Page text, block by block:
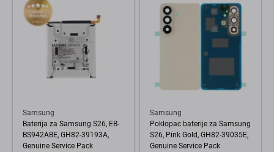
Samsung
Baterija za Samsung S26, EB-
BS942ABE, GH82-39193A,
Genuine Service Pack
Samsung
Poklopac baterije za Samsung
S26, Pink Gold, GH82-39035E,
Genuine Service Pack